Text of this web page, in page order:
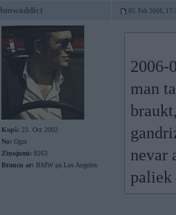
bmwaddict 05. Feb 2006,
Kopš: 23. Oct 2002
No: Ogre
Ziņojumi: 8263
Braucu ar: BMW pa Los Angeles
2006-
man
nevar